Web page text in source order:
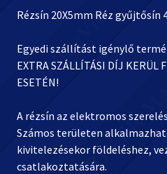
Rézsín 20X5mm Réz gyűjtősín
Egyedi szállítást igénylő
EXTRA SZÁLLÍTÁSI DÍJ KERÜL
ESETÉN!
A rézsín az elektromos
Számos területen
kivitelezésekor földeléshez,
csatlakoztatására.